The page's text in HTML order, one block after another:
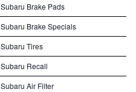
Subaru Brake Pads
Subaru Brake Specials
Subaru Tires
Subaru Recall
Subaru Air Filter